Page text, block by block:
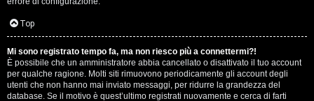
a
A
Top
Mi sono registrato tempo fa, ma non riesco più a connettermi?!
È possibile che un amministratore abbia cancellato o disattivato il tuo account
per qualche ragione. Molti siti rimuovono periodicamente gli account degli
utenti che non hanno mai inviato messaggi, per ridurre la grandezza del
database. Se il motivo è quest’ultimo registrati nuovamente e cerca di farti
i
n
o